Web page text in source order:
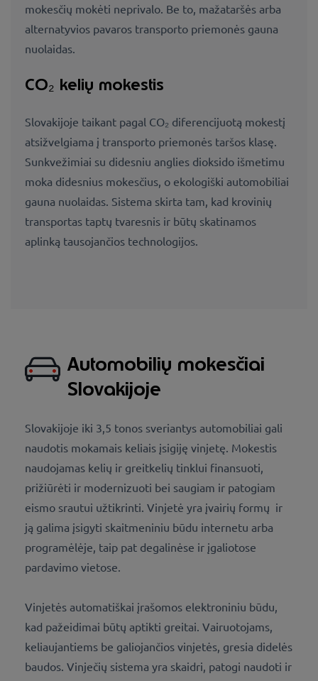
mokesčių mokėti neprivalo. Be to, mažataršės arba
alternatyvios pavaros transporto priemonės gauna
nuolaidas.
CO₂ kelių mokestis
Slovakijoje taikant pagal CO₂ diferencijuotą mokestį
atsižvelgiama į transporto priemonės taršos klasę.
Sunkvežimiai su didesniu anglies dioksido išmetimu
moka didesnius mokesčius, o ekologiški automobiliai
gauna nuolaidas. Sistema skirta tam, kad krovinių
transportas taptų tvaresnis ir būtų skatinamos
aplinką tausojančios technologijos.
Automobilių mokesčiai
Slovakijoje
Slovakijoje iki 3,5 tonos sveriantys automobiliai gali
naudotis mokamais keliais įsigiję vinjetę. Mokestis
naudojamas kelių ir greitkelių tinklui finansuoti,
prižiūrėti ir modernizuoti bei saugiam ir patogiam
eismo srautui užtikrinti. Vinjetė yra įvairių formų ir
ją galima įsigyti skaitmeniniu būdu internetu arba
programėlėje, taip pat degalinėse ir įgaliotose
pardavimo vietose.
Vinjetės automatiškai įrašomos elektroniniu būdu,
kad pažeidimai būtų aptikti greitai. Vairuotojams,
keliaujantiems be galiojančios vinjetės, gresia didelės
baudos. Vinječių sistema yra skaidri, patogi naudoti ir